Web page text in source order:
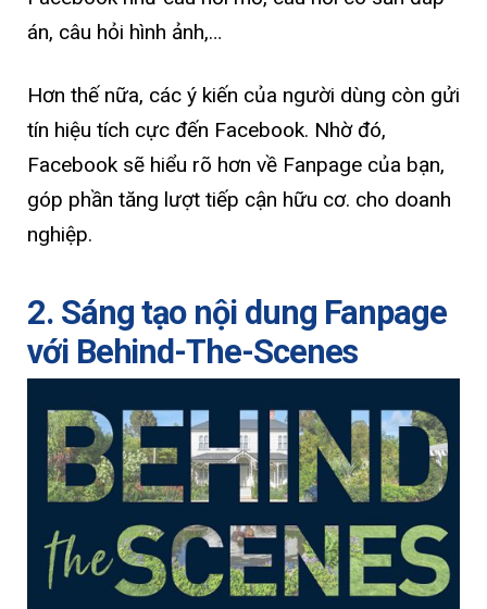
án, câu hỏi hình ảnh,…
Hơn thế nữa, các ý kiến của người dùng còn gửi
tín hiệu tích cực đến Facebook. Nhờ đó,
Facebook sẽ hiểu rõ hơn về Fanpage của bạn,
góp phần tăng lượt tiếp cận hữu cơ. cho doanh
nghiệp.
2. Sáng tạo nội dung Fanpage
với Behind-The-Scenes